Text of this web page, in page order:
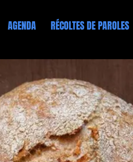
AGENDA RÉCOLTES DE PAROLES